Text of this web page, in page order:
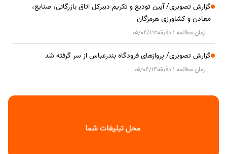
گزارش تصویری/ آیین تودیع و تکریم دبیرکل اتاق بازرگانی، صنایع،
معادن و کشاورزی هرمزگان
زمان مطالعه 1 دقیقه 05/04/23
گزارش تصویری/ پروازهای فرودگاه بندرعباس از سر گرفته شد
زمان مطالعه 1 دقیقه 05/04/14